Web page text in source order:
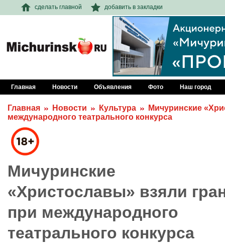
сделать главной добавить в закладки
Главная Новости Объявления Фото Наш город
Главная Новости Культура
Мичуринские
международного театрального конкурса
Мичуринские
«Христославы» взяли
при международного
театрального конкурса